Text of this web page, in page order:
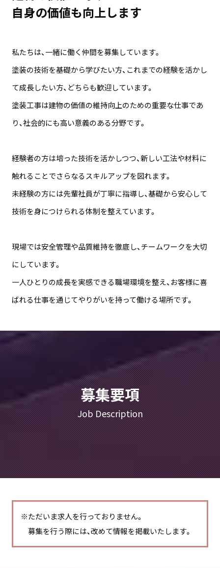
自身の価値も向上します
私たちは、一緒に働く仲間を募集しています。
塗装の技術を基礎から学びたい方、これまでの経験を活かし
て成長したい方、どちらも歓迎しています。
塗装工事は建物の価値の維持向上のための重要な仕事であ
り、社会的にも高い意義のある分野です。
経験者の方は培った技術を活かしつつ、新しい工法や材料に
触れることでさらなるスキルアップを図れます。
未経験の方には先輩社員が丁寧に指導し、基礎から安心して
技術を身につけられる体制を整えています。
現場では安全管理や品質維持を徹底し、チームワークを大切
にしています。
一人ひとりの成長を実感できる職場環境を整え、お客様に喜
ばれる仕事を通じてやりがいを持って働ける場所です。
募集要項
Job Description
※ただいま求人を行っておりません。
募集を行う際には、改めて情報を掲載いたします。